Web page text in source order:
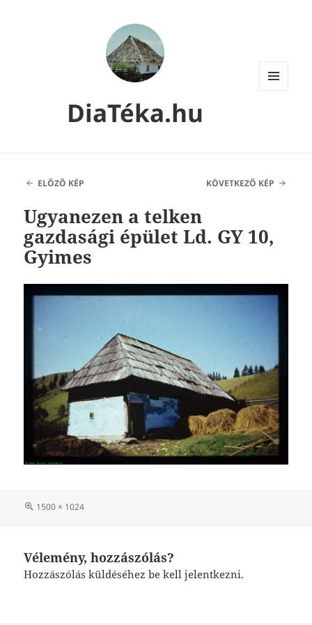
DiaTéka.hu
ELŐZŐ KÉP KÖVETKEZŐ KÉP
Ugyanezen a telken
gazdasági épület Ld. GY 10,
Gyimes
Teljes
1500 × 1024
Vélemény, hozzászólás?
Hozzászólás küldéséhezbe kell jelentkezni.